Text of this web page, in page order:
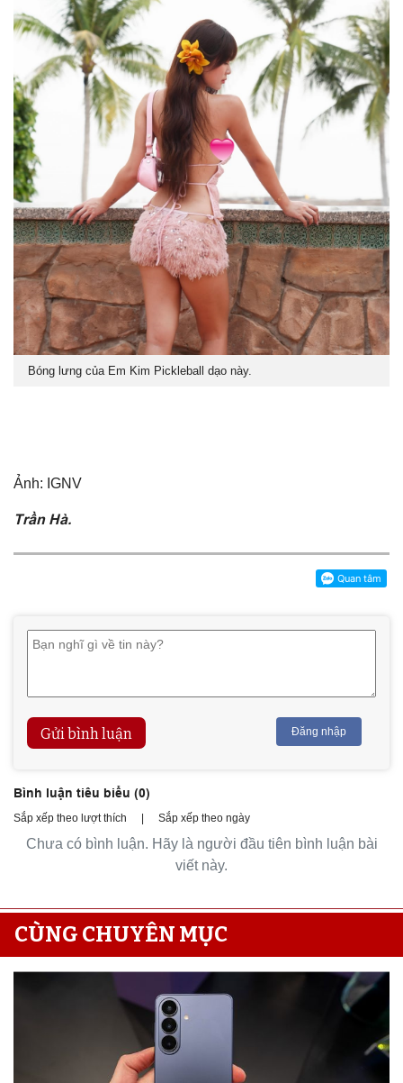
Bóng lưng của Em Kim Pickleball dạo này.
Ảnh: IGNV
Trần Hà.
Gửi bình luận Đăng nhập
Bình luận tiêu biểu (0)
Sắp xếp theo lượt thích Sắp xếp theo ngày
Chưa có bình luận. Hãy là người đầu tiên bình luận bài
viết này.
CÙNG CHUYÊN MỤC